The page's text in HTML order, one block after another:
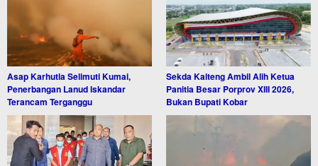
Asap Karhutla Selimuti Kumai,
Penerbangan Lanud Iskandar
Terancam Terganggu
Sekda Kalteng Ambil Alih Ketua
Panitia Besar Porprov XIII 2026,
Bukan Bupati Kobar